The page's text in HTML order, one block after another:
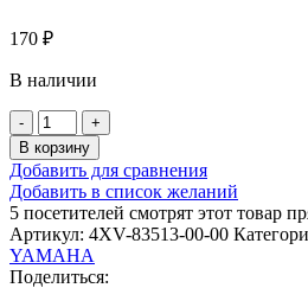
170 ₽
В наличии
Количество
товара
Кольцо
уплотнительное
Yamaha,
оригинал,
4XV835130000
В корзину
Добавить для сравнения
Добавить в список желаний
5 посетителей смотрят этот товар
Артикул: 4XV-83513-00-00
YAMAHA
Поделиться: